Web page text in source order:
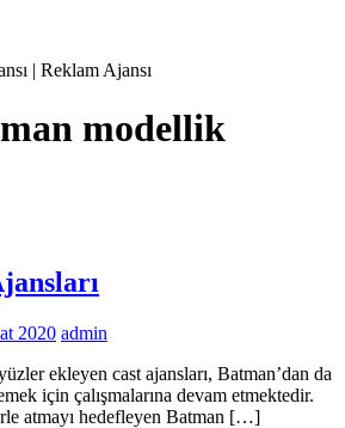
| Reklam Ajansı
modellik
2020 admin
ekleyen cast ajansları, Batman’dan da
için çalışmalarına devam etmektedir.
atmayı hedefleyen Batman […]